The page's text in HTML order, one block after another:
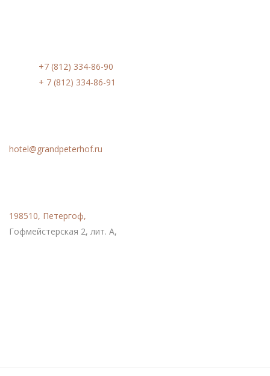
+7 (812) 334-86-90
+ 7 (812) 334-86-91
hotel@grandpeterhof.ru
198510, Петергоф,
Гофмейстерская 2, лит. А,